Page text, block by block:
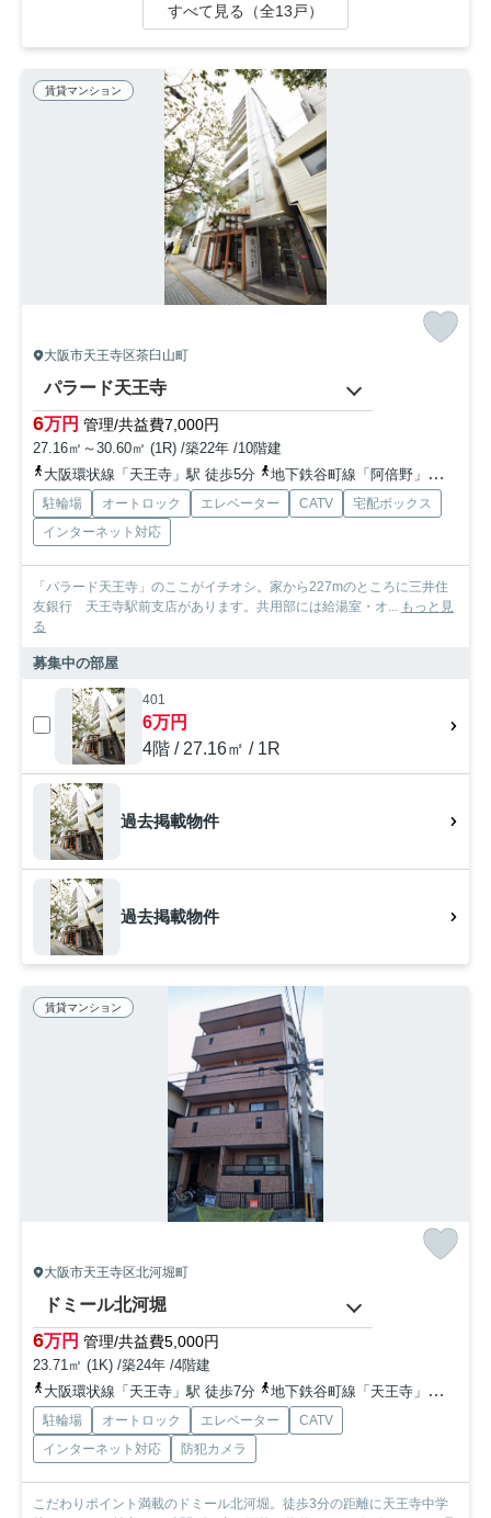
すべて見る（全13戸）
賃貸マンション
大阪市天王寺区茶臼山町
パラード天王寺
6万円 管理/共益費7,000円
27.16㎡～30.60㎡ (1R) /築22年 /10階建
大阪環状線「天王寺」駅 徒歩5分
地下鉄谷町線「阿倍野」駅 徒歩10分
駐輪場 オートロック エレベーター CATV
宅配ボックス
インターネット対応
「パラード天王寺」のここがイチオシ。家から227mのところに三井住
友銀行 天王寺駅前支店があります。共用部には給湯室・オ... もっと見
る
募集中の部屋
401
6万円
4階 / 27.16㎡ / 1R
過去掲載物件
過去掲載物件
賃貸マンション
大阪市天王寺区北河堀町
ドミール北河堀
6万円 管理/共益費5,000円
23.71㎡ (1K) /築24年 /4階建
大阪環状線「天王寺」駅 徒歩7分
地下鉄谷町線「天王寺」駅 徒歩7分
駐輪場 オートロック エレベーター
CATV
インターネット対応
防犯カメラ
こだわりポイント満載のドミール北河堀。徒歩3分の距離に天王寺中学